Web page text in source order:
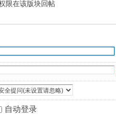
限在该版块回帖
自动登录